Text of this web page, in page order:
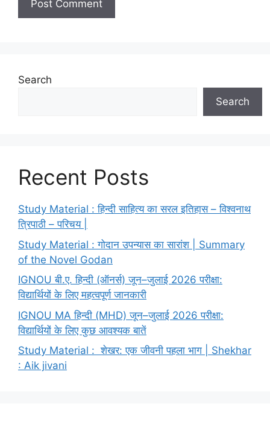
Search
Search
Recent Posts
Study Material : हिन्दी साहित्य का सरल इतिहास – विश्वनाथ
त्रिपाठी – परिचय |
Study Material : गोदान उपन्यास का सारांश | Summary
of the Novel Godan
IGNOU बी.ए. हिन्दी (ऑनर्स) जून–जुलाई 2026 परीक्षा:
विद्यार्थियों के लिए महत्वपूर्ण जानकारी
IGNOU MA हिन्दी (MHD) जून–जुलाई 2026 परीक्षा:
विद्यार्थियों के लिए कुछ आवश्यक बातें
Study Material : शेखर: एक जीवनी पहला भाग | Shekhar
: Aik jivani